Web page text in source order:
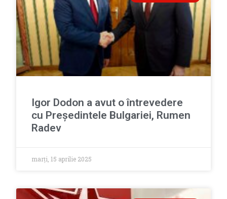
Igor Dodon a avut o întrevedere
cu Președintele Bulgariei, Rumen
Radev
marți, 15 aprilie 2025